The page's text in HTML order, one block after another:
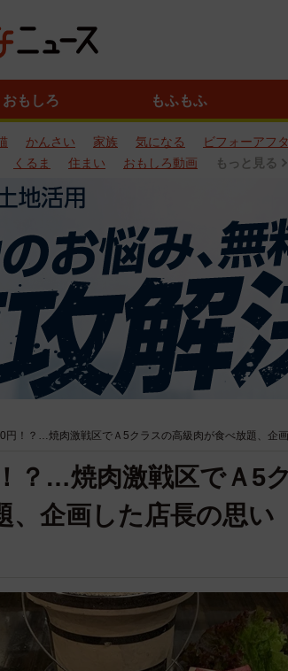
おもしろ もふもふ
かんさい 家族 気になる ビフォーアフ
くるま 住まい おもしろ動画 もっと見る
円！？…焼肉激戦区でＡ5クラスの高級肉が食べ放題、企
？…焼肉激戦区でＡ5
、企画した店長の思い